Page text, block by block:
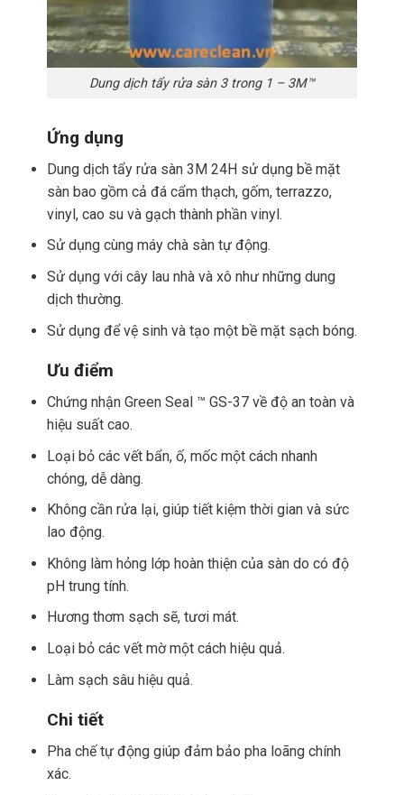
Dung dịch tẩy rửa sàn 3 trong 1 – 3M™
Ứng dụng
Dung dịch tẩy rửa sàn 3M 24H sử dụng bề mặt
sàn bao gồm cả đá cẩm thạch, gốm, terrazzo,
vinyl, cao su và gạch thành phần vinyl.
Sử dụng cùng máy chà sàn tự động.
Sử dụng với cây lau nhà và xô như những dung
dịch thường.
Sử dụng để vệ sinh và tạo một bề mặt sạch bóng.
Ưu điểm
Chứng nhận Green Seal ™ GS-37 về độ an toàn và
hiệu suất cao.
Loại bỏ các vết bẩn, ố, mốc một cách nhanh
chóng, dễ dàng.
Không cần rửa lại, giúp tiết kiệm thời gian và sức
lao động.
Không làm hỏng lớp hoàn thiện của sàn do có độ
pH trung tính.
Hương thơm sạch sẽ, tươi mát.
Loại bỏ các vết mờ một cách hiệu quả.
Làm sạch sâu hiệu quả.
Chi tiết
Pha chế tự động giúp đảm bảo pha loãng chính
xác.